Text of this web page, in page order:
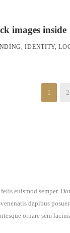
images inside
, IDENTITY,
1 2
euismod semper.
dapibus
ornare sem